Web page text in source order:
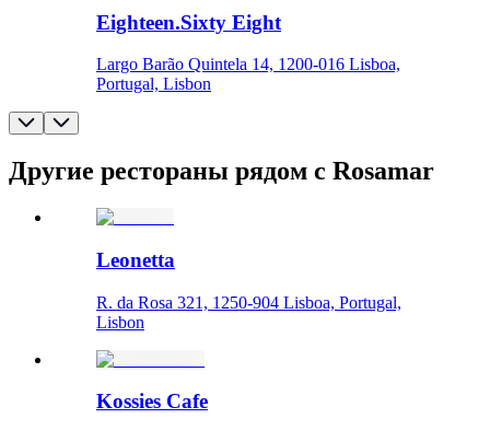
Eighteen.Sixty Eight
Largo Barão Quintela 14, 1200-016 Lisboa,
Portugal, Lisbon
Другие рестораны рядом с Rosamar
Leonetta
R. da Rosa 321, 1250-904 Lisboa, Portugal,
Lisbon
Kossies Cafe